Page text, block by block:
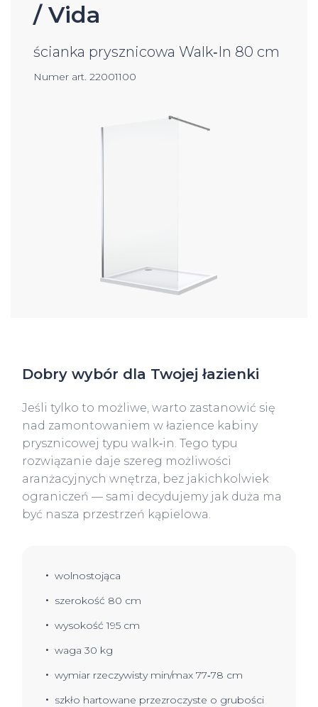
/ Vida
ścianka prysznicowa Walk‑In 80 cm
Numer art. 22001100
Dobry wybór dla Twojej łazienki
Jeśli tylko to możliwe, warto zastanowić się
nad zamontowaniem w łazience kabiny
prysznicowej typu walk‑in. Tego typu
rozwiązanie daje szereg możliwości
aranżacyjnych wnętrza, bez jakichkolwiek
ograniczeń — sami decydujemy jak duża ma
być nasza przestrzeń kąpielowa.
wolnostojąca
szerokość 80 cm
wysokość 195 cm
waga 30 kg
wymiar rzeczywisty min/max 77‑78 cm
szkło hartowane przezroczyste o grubości